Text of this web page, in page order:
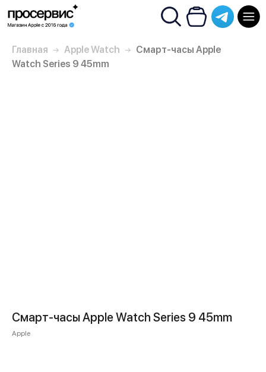
Главная Apple Watch
Смарт-часы Apple
Watch Series 9 45mm
Смарт-часы Apple Watch Series 9 45mm
Apple